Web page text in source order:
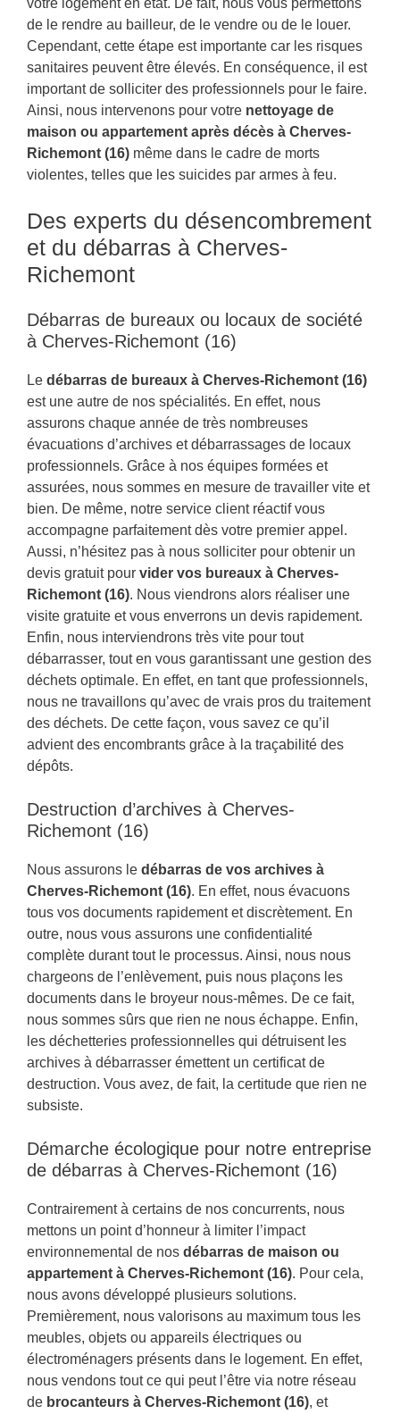
de le rendre au bailleur, de le vendre ou de le louer.
Cependant, cette étape est importante car les risques
sanitaires peuvent être élevés. En conséquence, il est
important de solliciter des professionnels pour le faire.
Ainsi, nous intervenons pour votre nettoyage de
maison ou appartement après décès à Cherves-
Richemont (16) même dans le cadre de morts
violentes, telles que les suicides par armes à feu.
Des experts du désencombrement
et du débarras à Cherves-
Richemont
Débarras de bureaux ou locaux de société
à Cherves-Richemont (16)
Le débarras de bureaux à Cherves-Richemont (16)
est une autre de nos spécialités. En effet, nous
assurons chaque année de très nombreuses
évacuations d’archives et débarrassages de locaux
professionnels. Grâce à nos équipes formées et
assurées, nous sommes en mesure de travailler vite et
bien. De même, notre service client réactif vous
accompagne parfaitement dès votre premier appel.
Aussi, n’hésitez pas à nous solliciter pour obtenir un
devis gratuit pour vider vos bureaux à Cherves-
Richemont (16). Nous viendrons alors réaliser une
visite gratuite et vous enverrons un devis rapidement.
Enfin, nous interviendrons très vite pour tout
débarrasser, tout en vous garantissant une gestion des
déchets optimale. En effet, en tant que professionnels,
nous ne travaillons qu’avec de vrais pros du traitement
des déchets. De cette façon, vous savez ce qu’il
advient des encombrants grâce à la traçabilité des
dépôts.
Destruction d’archives à Cherves-
Richemont (16)
Nous assurons le débarras de vos archives à
Cherves-Richemont (16). En effet, nous évacuons
tous vos documents rapidement et discrètement. En
outre, nous vous assurons une confidentialité
complète durant tout le processus. Ainsi, nous nous
chargeons de l’enlèvement, puis nous plaçons les
documents dans le broyeur nous-mêmes. De ce fait,
nous sommes sûrs que rien ne nous échappe. Enfin,
les déchetteries professionnelles qui détruisent les
archives à débarrasser émettent un certificat de
destruction. Vous avez, de fait, la certitude que rien ne
subsiste.
Démarche écologique pour notre entreprise
de débarras à Cherves-Richemont (16)
Contrairement à certains de nos concurrents, nous
mettons un point d’honneur à limiter l’impact
environnemental de nos débarras de maison ou
appartement à Cherves-Richemont (16). Pour cela,
nous avons développé plusieurs solutions.
Premièrement, nous valorisons au maximum tous les
meubles, objets ou appareils électriques ou
électroménagers présents dans le logement. En effet,
nous vendons tout ce qui peut l’être via notre réseau
de brocanteurs à Cherves-Richemont (16), et